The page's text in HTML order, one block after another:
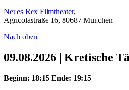
Neues Rex Filmtheater,
Agricolastraße 16, 80687 München
Nach oben
09.08.2026 | Kretische
Beginn: 18:15 Ende: 19:15